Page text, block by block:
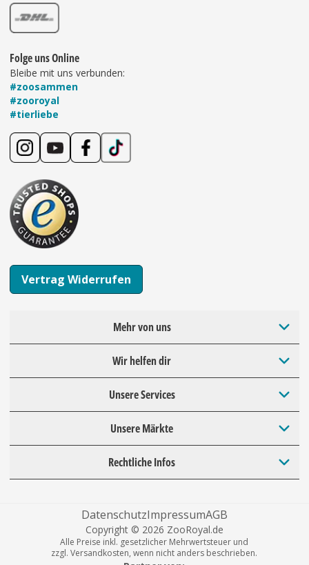
Folge uns Online
Bleibe mit uns verbunden:
#zoosammen
#zooroyal
#tierliebe
Vertrag Widerrufen
Mehr von uns
Wir helfen dir
Unsere Services
Unsere Märkte
Rechtliche Infos
DatenschutzImpressumAGB
Copyright © 2026 ZooRoyal.de
Alle Preise inkl. gesetzlicher Mehrwertsteuer und
zzgl. Versandkosten, wenn nicht anders beschrieben.